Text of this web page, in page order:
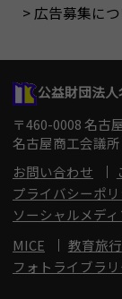
広告募集に
公益財団法
〒460-0008 名古
名古屋商工会議
お問い合わせ
プライバシーポ
ソーシャルメデ
MICE
教育旅行
フォトライブラ